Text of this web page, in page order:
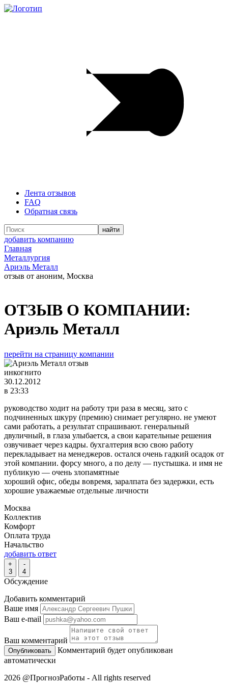
Лента отзывов
FAQ
Обратная связь
добавить компанию
Главная
Металлургия
Ариэль Металл
отзыв от аноним, Москва
ОТЗЫВ О КОМПАНИИ:
Ариэль Металл
перейти на страницу компании
инкогнито
30.12.2012
в 23:33
руководство ходит на работу три раза в месяц, зато с
подчиненных шкуру (премию) снимает регулярно. не умеют
сами работать, а результат спрашивают. генеральный
двуличный, в глаза улыбается, а свои карательные решения
озвучивает через кадры. бухгалтерия всю свою работу
перекладывает на менеджеров. остался очень гадкий осадок от
этой компании. форсу много, а по делу — пустышка. и имя не
публикую — очень злопамятные
хороший офис, обеды вовремя, заралпата без задержки, есть
хорошие уважаемые отдельные личности
Москва
Коллектив
Комфорт
Оплата труда
Начальство
добавить ответ
+
3
-
4
Обсуждение
Добавить комментарий
Ваше имя
Ваш e-mail
Ваш комментарий
Комментарий будет опубликован
автоматически
2026 @ПрогнозРаботы - All rights reserved